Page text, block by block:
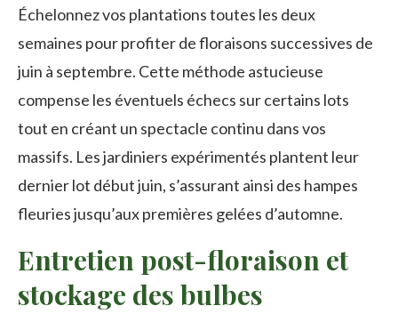
Échelonnez vos plantations toutes les deux
semaines pour profiter de floraisons successives de
juin à septembre. Cette méthode astucieuse
compense les éventuels échecs sur certains lots
tout en créant un spectacle continu dans vos
massifs. Les jardiniers expérimentés plantent leur
dernier lot début juin, s’assurant ainsi des hampes
fleuries jusqu’aux premières gelées d’automne.
Entretien post-floraison et
stockage des bulbes